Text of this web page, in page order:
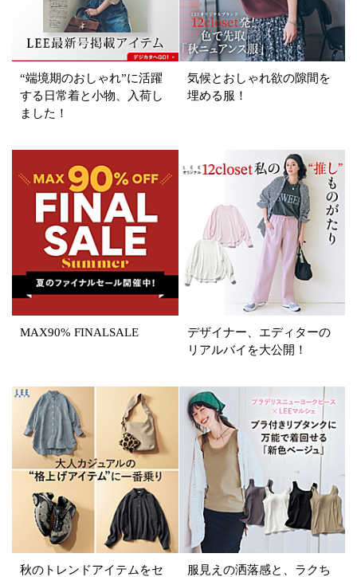
サイズ
掲載雑誌
価格
表示オプション
すべて 新着
SALE商品 予約品
再入荷 ラスト1
在庫あり
カラー
ホワイト ブラック グレー
ベージュ ブラウン オレンジ
イエロー ピンク
パープル グリーン ブルー
“端境期のおしゃれ”に活躍
する日常着と小物、入荷し
ました！
気候とおしゃれ欲の隙間を
埋める服！
MAX90% FINALSALE
デザイナー、エディターの
リアルバイを大公開！
秋のトレンドアイテムをセ
服見えの洒落感と、ラクち